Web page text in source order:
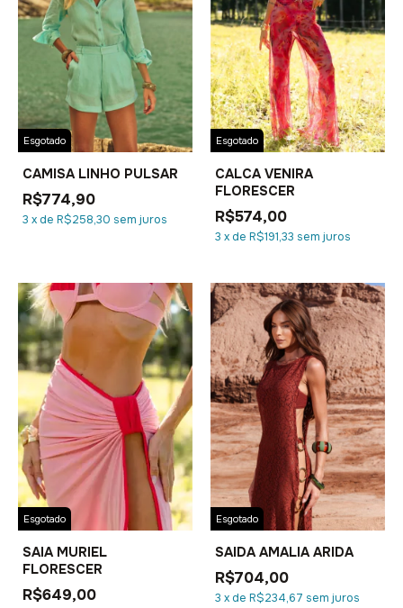
Esgotado
CAMISA LINHO PULSAR
R$774,90
3 xde R$258,30 sem juros
Esgotado
CALCA VENIRA
FLORESCER
R$574,00
3 xde R$191,33 sem juros
Esgotado
SAIA MURIEL
FLORESCER
R$649,00
Esgotado
SAIDA AMALIA ARIDA
R$704,00
3 xde R$234,67 sem juros